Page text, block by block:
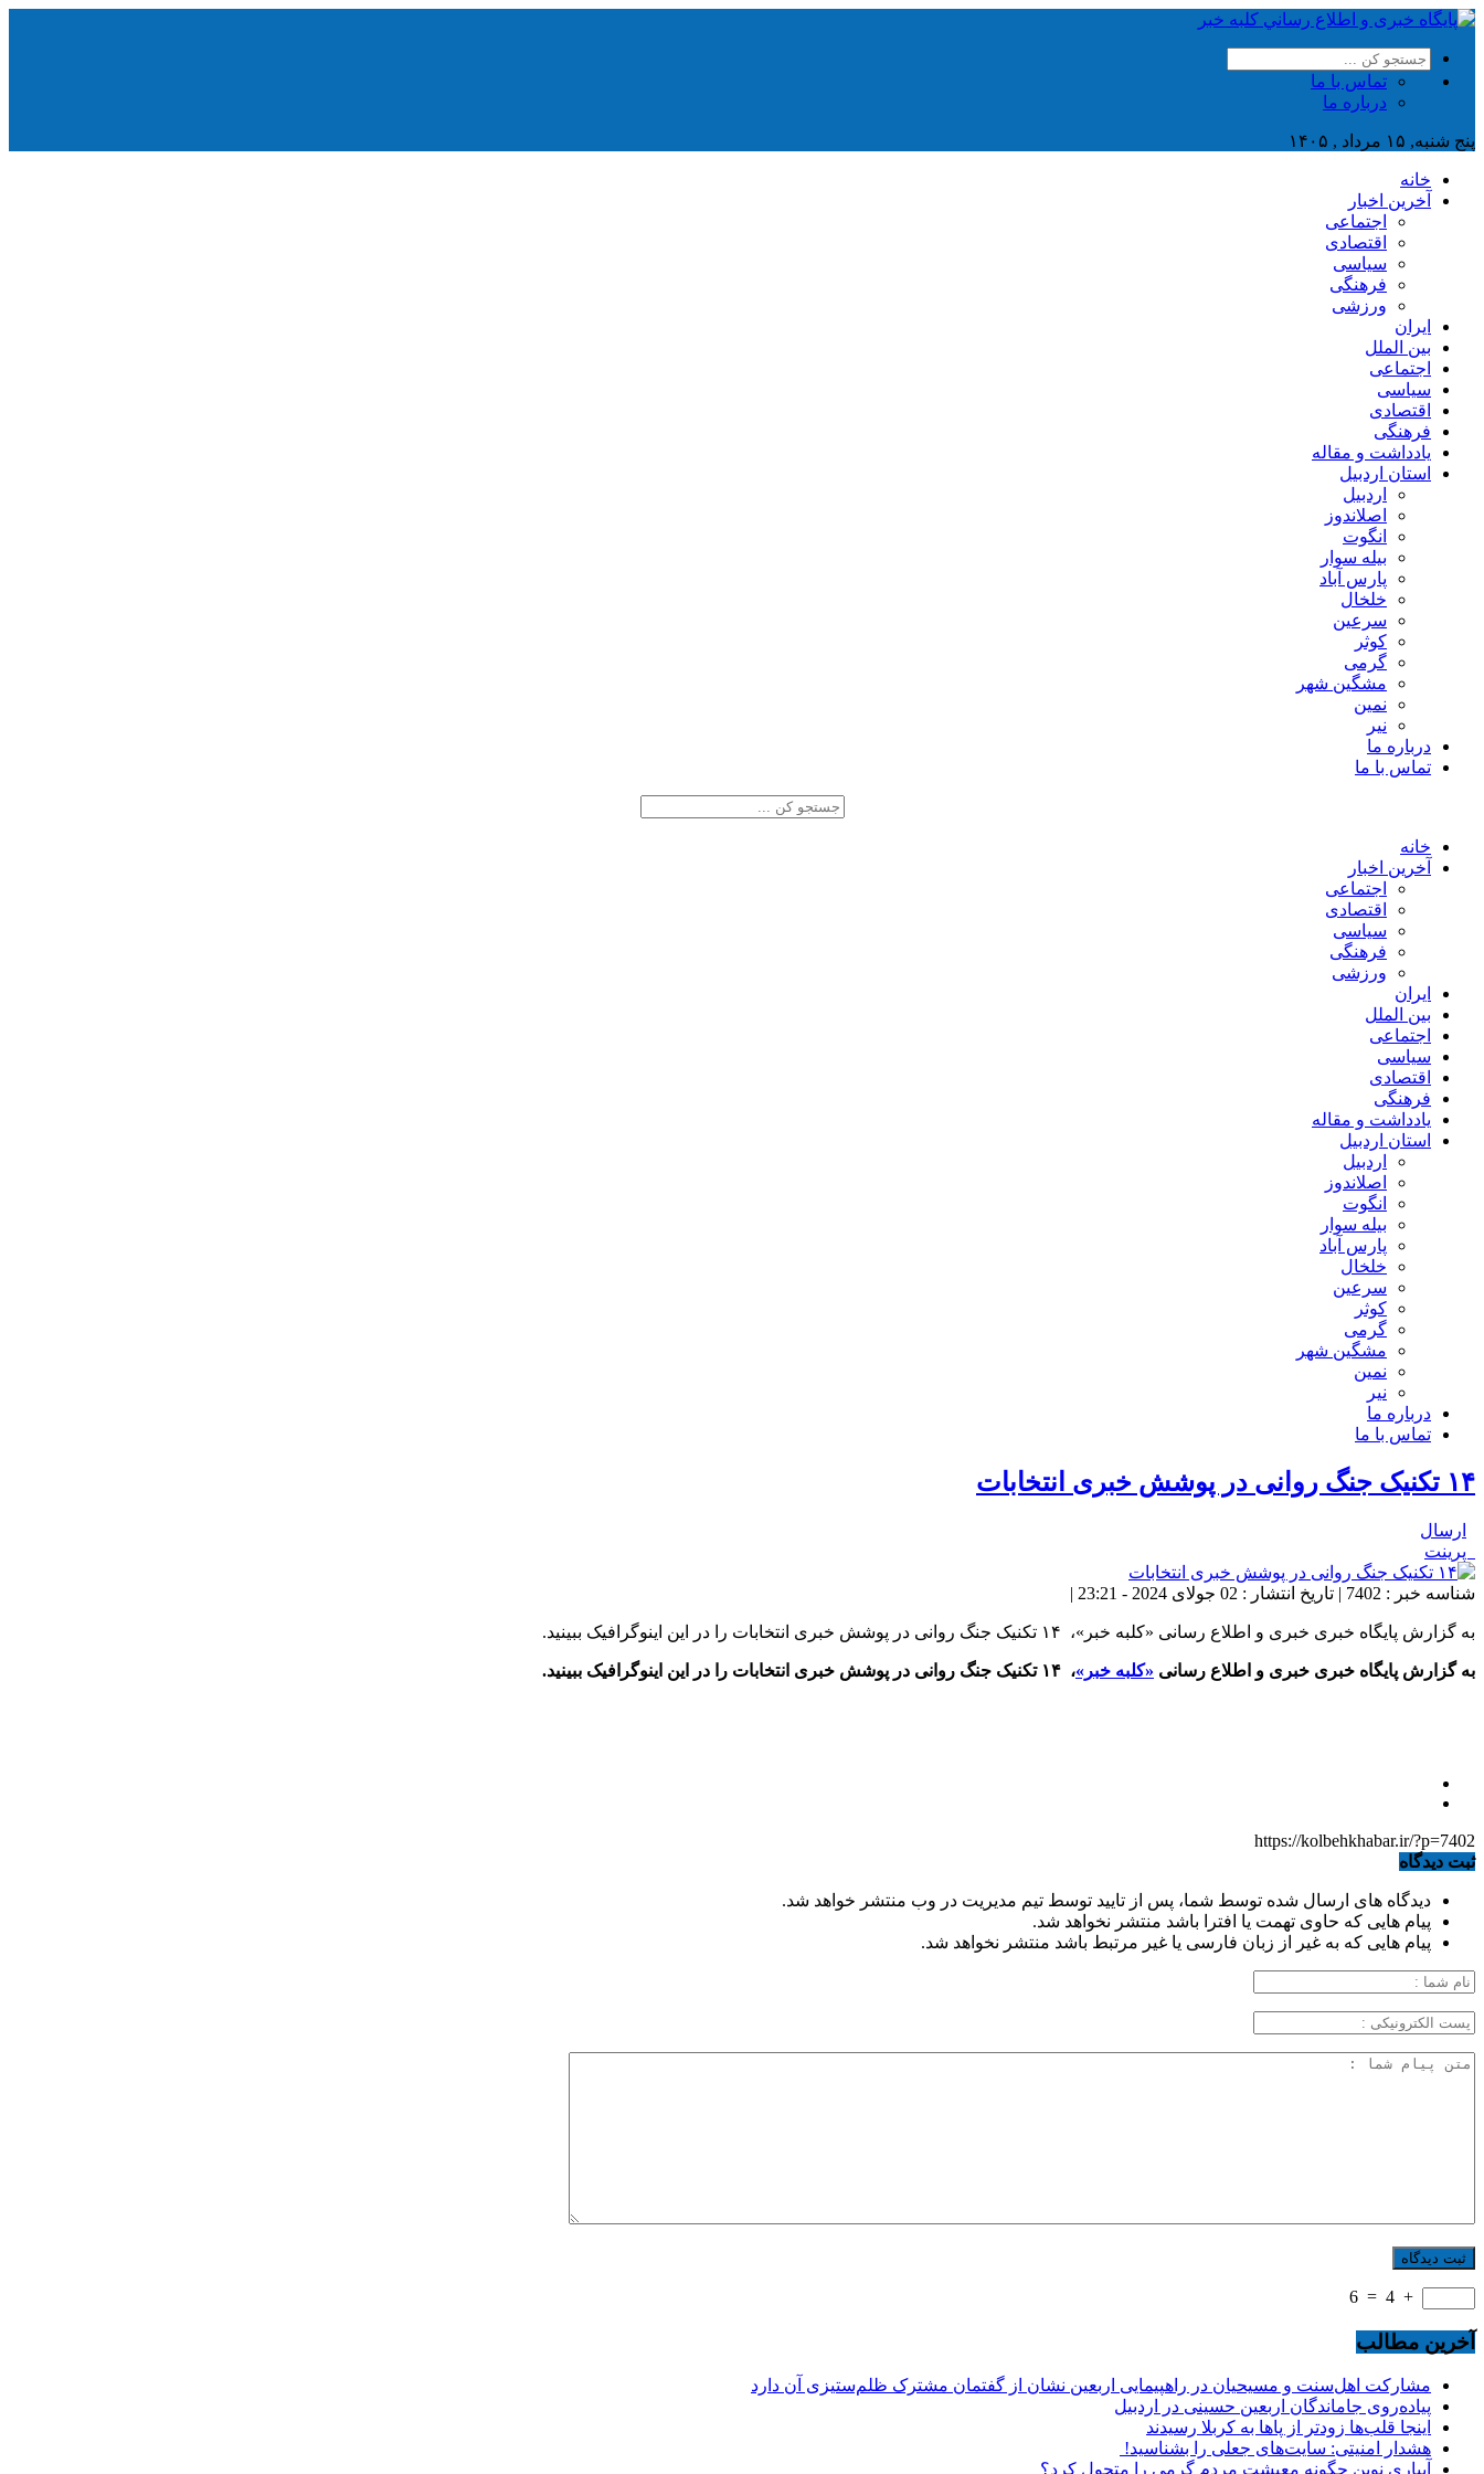
تماس با ما
درباره ما
پنج شنبه, ۱۵ مرداد , ۱۴۰۵
خانه
آخرین اخبار
اجتماعی
اقتصادی
سیاسی
فرهنگی
ورزشی
ایران
بین الملل
اجتماعی
سیاسی
اقتصادی
فرهنگی
یادداشت و مقاله
استان اردبیل
اردبیل
اصلاندوز
انگوت
بیله سوار
پارس آباد
خلخال
سرعین
کوثر
گرمی
مشگین شهر
نمین
نیر
درباره ما
تماس با ما
خانه
آخرین اخبار
اجتماعی
اقتصادی
سیاسی
فرهنگی
ورزشی
ایران
بین الملل
اجتماعی
سیاسی
اقتصادی
فرهنگی
یادداشت و مقاله
استان اردبیل
اردبیل
اصلاندوز
انگوت
بیله سوار
پارس آباد
خلخال
سرعین
کوثر
گرمی
مشگین شهر
نمین
نیر
درباره ما
تماس با ما
۱۴ تکنیک جنگ روانی در پوشش خبری انتخابات
ارسال
پرینت
شناسه خبر : 7402 | تاریخ انتشار : 02 جولای 2024 - 23:21 |
به گزارش پایگاه خبری خبری و اطلاع رسانی «کلبه خبر»، ۱۴ تکنیک جنگ روانی در پوشش خبری انتخابات را در این اینوگرافیک ببینید.
به گزارش پایگاه خبری خبری و اطلاع رسانی «کلبه خبر»، ۱۴ تکنیک جنگ روانی در پوشش خبری انتخابات را در این اینوگرافیک ببینید.
https://kolbehkhabar.ir/?p=7402
ثبت دیدگاه
دیدگاه های ارسال شده توسط شما، پس از تایید توسط تیم مدیریت در وب منتشر خواهد شد.
پیام هایی که حاوی تهمت یا افترا باشد منتشر نخواهد شد.
پیام هایی که به غیر از زبان فارسی یا غیر مرتبط باشد منتشر نخواهد شد.
+
4
=
6
آخرین مطالب
مشارکت اهل‌سنت و مسیحیان در راهپیمایی اربعین نشان از گفتمان مشترک ظلم‌ستیزی آن دارد
پیاده‌روی جاماندگان اربعین حسینی در اردبیل
اینجا قلب‌ها زودتر از پاها به کربلا رسیدند
هشدار امنیتی: سایت‌های جعلی را بشناسید!
آبیاری نوین چگونه معیشت مردم گرمی را متحول کرد؟